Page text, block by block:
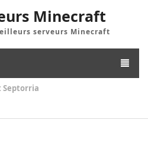
Minecraft
serveurs Minecraft
Septorria